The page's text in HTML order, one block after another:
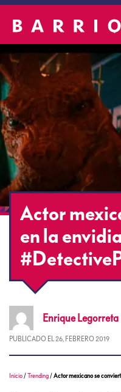
Actor
en la
Enrique Legorreta
PUBLICADO EL 26, FEBRERO 2019
Inicio /Trending /Actor mexicano se